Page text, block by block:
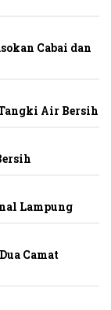
Cabai dan
Air Bersih
Lampung
Camat